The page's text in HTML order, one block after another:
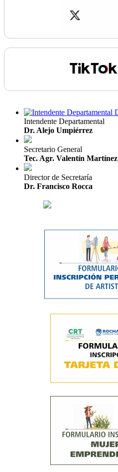
Intendente Departamental
Dr. Alejo Umpiérrez
Secretario General
Tec. Agr. Valentín Martínez
Director de Secretaría
Dr. Francisco Rocca